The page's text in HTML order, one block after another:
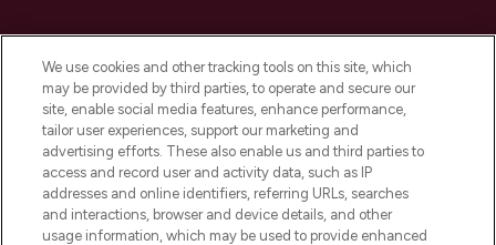
LOOKFANTASTIC ist Europas ultimativer
Beauty-Onlineshop mit den besten
Produkten aus Haut- und Haarpflege
sowie Make-Up von über 200
renommierten Marken. Shoppe online
oder über die App mit kostenloser
Lieferung ab einem Einkaufswert von 30€.
Cookie-Einwilligung
We use cookies and other tracking tools on this site, which
may be provided by third parties, to operate and secure our
site, enable social media features, enhance performance,
tailor user experiences, support our marketing and
advertising efforts. These also enable us and third parties to
access and record user and activity data, such as IP
addresses and online identifiers, referring URLs, searches
and interactions, browser and device details, and other
usage information, which may be used to provide enhanced